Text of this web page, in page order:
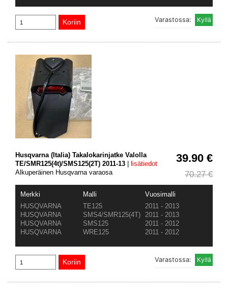
Varastossa:
39.90 €
70.27 €
Husqvarna (Italia) Takalokarinjatke Valolla
TE/SMR125(4t)/SMS125(2T) 2011-13
lisätiedot
Alkuperäinen Husqvarna varaosa
Merkki Malli
Vuosimalli
HUSQVARNA
TE125
2011 - 2013
HUSQVARNA
SMS4/SMR125(4T)
2011 - 2013
HUSQVARNA
SMS125
2011 - 2012
HUSQVARNA
WRE125 2011 - 2012
Varastossa: